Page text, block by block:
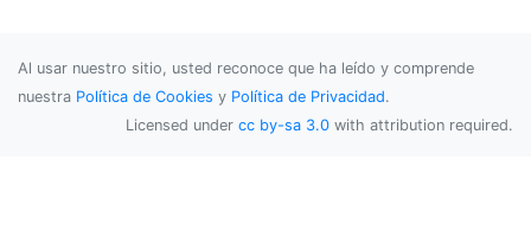
Al usar nuestro sitio, usted reconoce que ha leído y comprende
nuestra Política de Cookies y Política de Privacidad.
Licensed under cc by-sa 3.0 with attribution required.